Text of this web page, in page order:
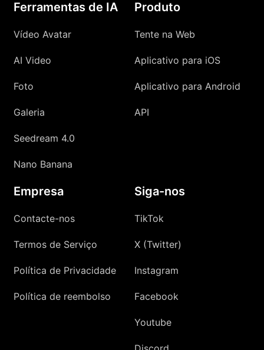
Ferramentas de IA
Vídeo Avatar
AI Video
Foto
Galeria
Seedream 4.0
Nano Banana
Produto
Tente na Web
Aplicativo para iOS
Aplicativo para Android
API
Empresa
Contacte-nos
Termos de Serviço
Política de Privacidade
Política de reembolso
Siga-nos
TikTok
X (Twitter)
Instagram
Facebook
Youtube